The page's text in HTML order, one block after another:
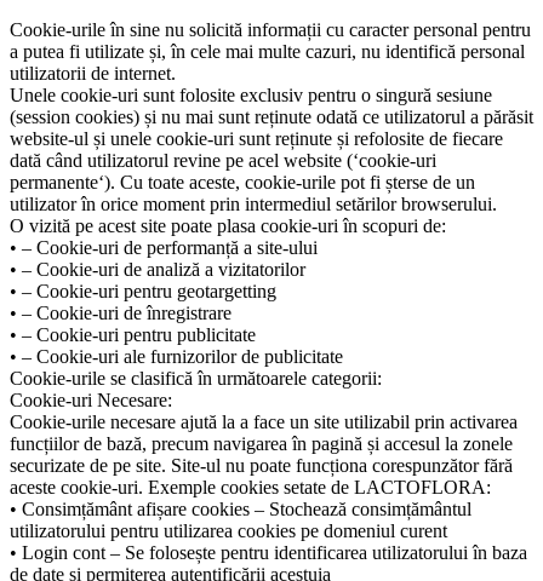
Cookie-urile în sine nu solicită informații cu caracter personal pentru
a putea fi utilizate și, în cele mai multe cazuri, nu identifică personal
utilizatorii de internet.
Unele cookie-uri sunt folosite exclusiv pentru o singură sesiune
(session cookies) și nu mai sunt reținute odată ce utilizatorul a părăsit
website-ul și unele cookie-uri sunt reținute și refolosite de fiecare
dată când utilizatorul revine pe acel website (‘cookie-uri
permanente‘). Cu toate aceste, cookie-urile pot fi șterse de un
utilizator în orice moment prin intermediul setărilor browserului.
O vizită pe acest site poate plasa cookie-uri în scopuri de:
• – Cookie-uri de performanță a site-ului
• – Cookie-uri de analiză a vizitatorilor
• – Cookie-uri pentru geotargetting
• – Cookie-uri de înregistrare
• – Cookie-uri pentru publicitate
• – Cookie-uri ale furnizorilor de publicitate
Cookie-urile se clasifică în următoarele categorii:
Cookie-uri Necesare:
Cookie-urile necesare ajută la a face un site utilizabil prin activarea
funcțiilor de bază, precum navigarea în pagină și accesul la zonele
securizate de pe site. Site-ul nu poate funcționa corespunzător fără
aceste cookie-uri. Exemple cookies setate de LACTOFLORA:
• Consimțământ afișare cookies – Stochează consimțământul
utilizatorului pentru utilizarea cookies pe domeniul curent
• Login cont – Se folosește pentru identificarea utilizatorului în baza
de date și permiterea autentificării acestuia